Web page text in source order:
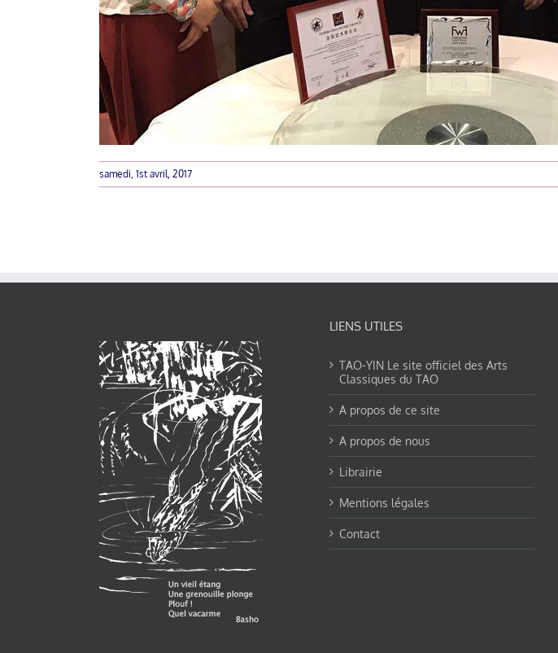
samedi, 1st avril, 2017
LIENS UTILES
TAO-YIN Le site officiel des Arts
Classiques du TAO
A propos de ce site
A propos de nous
Librairie
Mentions légales
Contact